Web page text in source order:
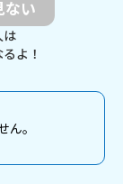
ない
は
よ！
。